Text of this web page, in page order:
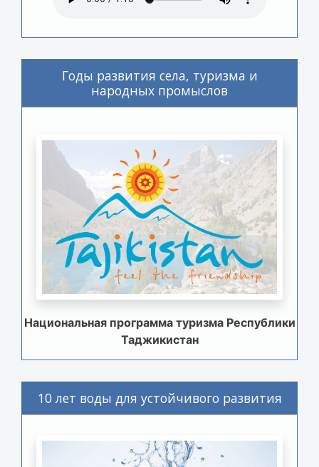
Годы развития села, туризма и
народных промыслов
Национальная программа туризма Республики
Таджикистан
10 лет воды для устойчивого развития